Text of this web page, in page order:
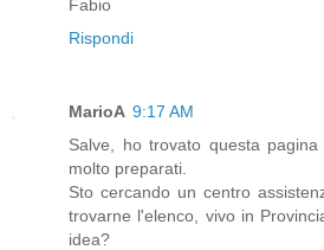
Fabio
Rispondi
MarioA 9:17 AM
Salve, ho trovato questa
molto preparati.
Sto cercando un centro
trovarne l'elenco, vivo in
idea?